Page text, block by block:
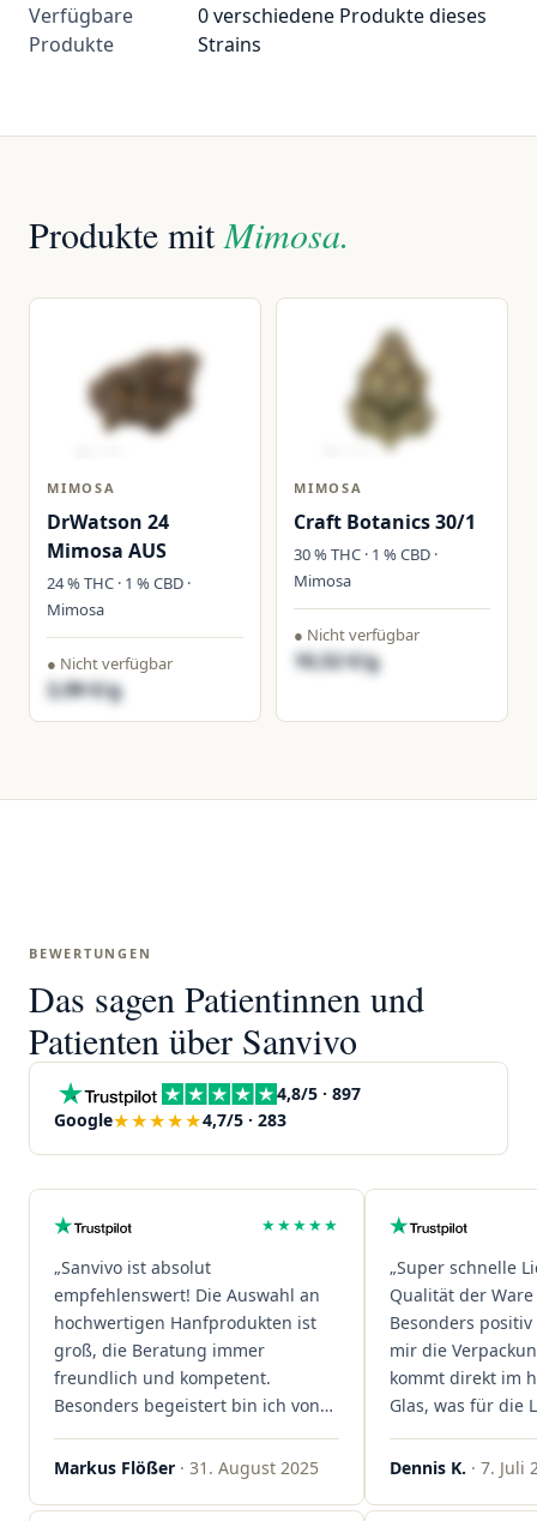
Verfügbare
Produkte
0 verschiedene Produkte dieses
Strains
Produkte mitMimosa.
MIMOSA
DrWatson 24
Mimosa AUS
24 % THC · 1 % CBD ·
Mimosa
● Nicht verfügbar
3,99 €/g
MIMOSA
Craft Botanics 30/1
30 % THC · 1 % CBD ·
Mimosa
● Nicht verfügbar
10,52 €/g
BEWERTUNGEN
Das sagen Patientinnen und
Patienten über Sanvivo
4,8/5 · 897
Google★★★★★4,7/5 · 283
★★★★★
„Sanvivo ist absolut
empfehlenswert! Die Auswahl an
hochwertigen Hanfprodukten ist
groß, die Beratung immer
freundlich und kompetent.
Besonders begeistert bin ich von
der schnellen Rezeptannahme –
alles läuft unkompliziert und
sind extrem zügig, was mir jedes
Markus Flößer · 31. August 2025
„Super schnelle
Qualität der
Besonders
mir die
kommt direkt im
Glas, was für die
ist. Ich bestelle
wieder!"
Dennis K. · 7. Juli